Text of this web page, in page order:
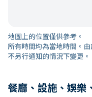
地圖上的位置僅供參考。
所有時間均為當地時間。
不另行通知的情況下變更。
餐廳、設施、娛樂